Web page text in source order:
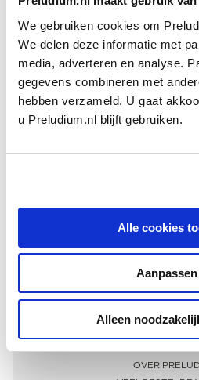
We gebruiken cookies om
We delen deze informatie met
media, adverteren en analyse.
gegevens combineren met
hebben verzameld. U gaat
u Preludium.nl blijft gebruiken.
Alle cookies
Aanpassen
Alleen
Meer
OVER